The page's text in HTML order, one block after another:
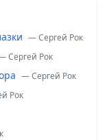
— Сергей Рок
Сергей Рок
— Сергей Рок
Рок